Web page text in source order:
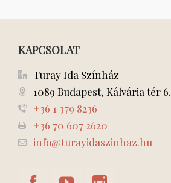
KAPCSOLAT
Turay Ida Színház
1089 Budapest, Kálvária tér 6.
+36 1 379 8236
+36 70 607 2620
info@turayidaszinhaz.hu